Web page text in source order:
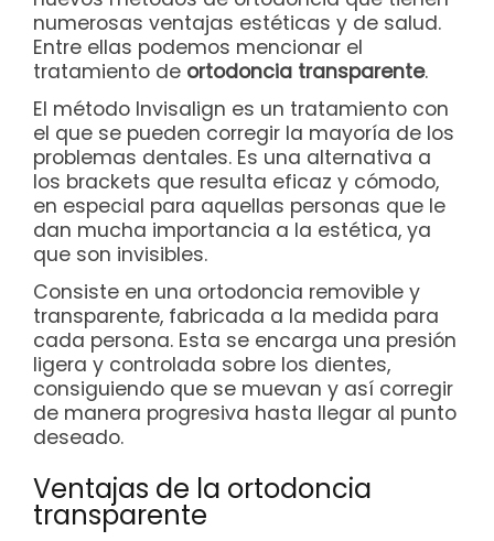
numerosas ventajas estéticas y de salud.
Entre ellas podemos mencionar el
tratamiento de ortodoncia transparente.
El método Invisalign es un tratamiento con
el que se pueden corregir la mayoría de los
problemas dentales. Es una alternativa a
los brackets que resulta eficaz y cómodo,
en especial para aquellas personas que le
dan mucha importancia a la estética, ya
que son invisibles.
Consiste en una ortodoncia removible y
transparente, fabricada a la medida para
cada persona. Esta se encarga una presión
ligera y controlada sobre los dientes,
consiguiendo que se muevan y así corregir
de manera progresiva hasta llegar al punto
deseado.
Ventajas de la ortodoncia
transparente